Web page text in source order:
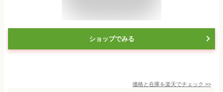
ショップでみる
価格と在庫を楽天でチェック >>